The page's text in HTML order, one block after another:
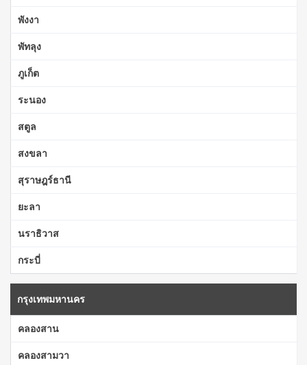
พังงา
พัทลุง
ภูเก็ต
ระนอง
สตูล
สงขลา
สุราษฎร์ธานี
ยะลา
นราธิวาส
กระบี่
กรุงเทพมหานคร
คลองสาน
คลองสามวา